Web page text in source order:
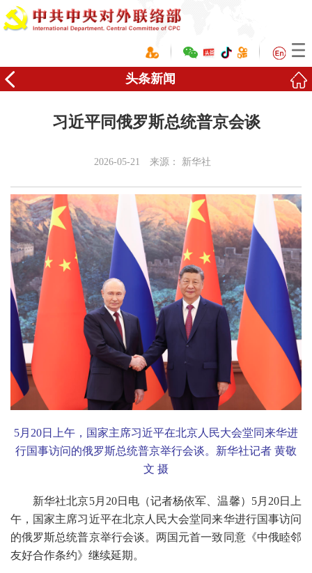
头条新闻
习近平同俄罗斯总统普京会谈
2026-05-21 来源： 新华社
5月 20日上午，国家主席习近平在北京人民大会堂同来华进
行国事访问的俄罗斯总统普京举行会谈。新华社记者 黄敬
文 摄
新华社北京5月 20日电（记者杨依军、温馨） 5月 20日上
午，国家主席习近平在北京人民大会堂同来华进行国事访问
的俄罗斯总统普京举行会谈。两国元首一致同意《中俄睦邻
友好合作条约》继续延期。